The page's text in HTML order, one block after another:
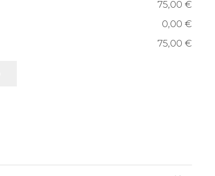
75,00 €
0,00 €
75,00 €